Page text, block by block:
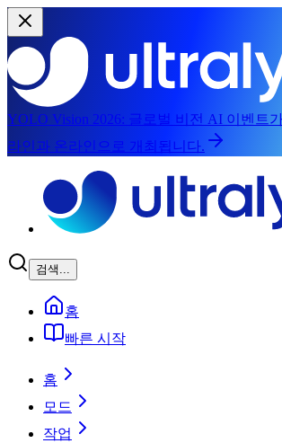
YOLO Vision 2026: 글로벌 비전 AI 이벤트
라인과 온라인으로 개최됩니다.
검색...
홈
빠른 시작
홈
모드
작업